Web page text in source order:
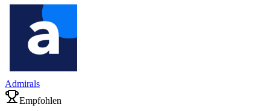
Admirals
Empfohlen